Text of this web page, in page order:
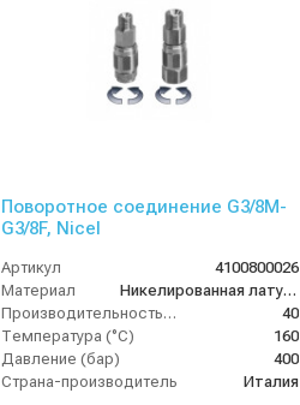
Поворотное соединение G3/8M-
G3/8F, Nicel
Артикул
4100800026
Материал
Никелированная латунь
Производительность (л/мин)
40
Температура (°C)
160
Давление (бар)
400
Страна-производитель
Италия